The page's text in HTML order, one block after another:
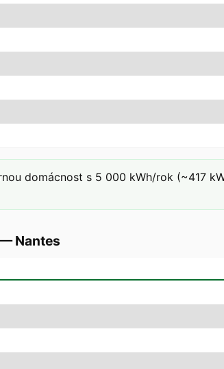
domácnost s 5 000 kWh/rok (~417
—Nantes